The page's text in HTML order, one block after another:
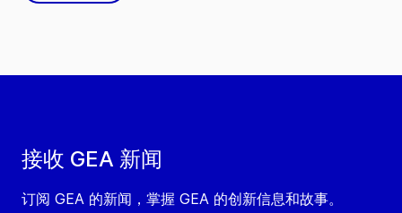
接收 GEA 新闻
订阅 GEA 的新闻，掌握 GEA 的创新信息和故事。